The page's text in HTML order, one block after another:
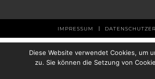
IMPRESSUM |
Diese Website verwendet Cookies, um
zu. Sie können die Setzung von